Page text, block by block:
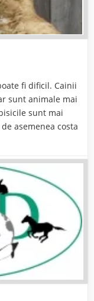
fi dificil. Cainii
sunt animale mai
sunt mai
asemenea costa